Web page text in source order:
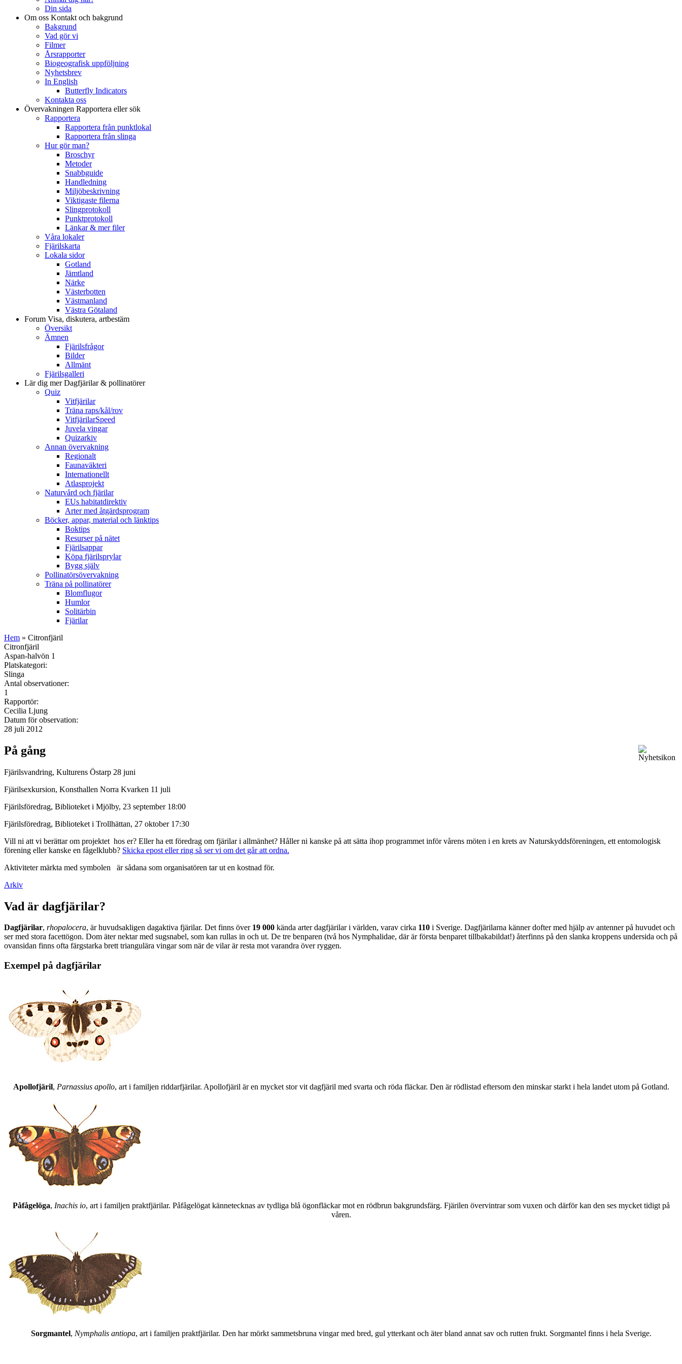
Din sida
Om oss Kontakt och bakgrund
Bakgrund
Vad gör vi
Filmer
Årsrapporter
Biogeografisk uppföljning
Nyhetsbrev
In English
Butterfly Indicators
Kontakta oss
Övervakningen Rapportera eller sök
Rapportera
Rapportera från punktlokal
Rapportera från slinga
Hur gör man?
Broschyr
Metoder
Snabbguide
Handledning
Miljöbeskrivning
Viktigaste filerna
Slingprotokoll
Punktprotokoll
Länkar & mer filer
Våra lokaler
Fjärilskarta
Lokala sidor
Gotland
Jämtland
Närke
Västerbotten
Västmanland
Västra Götaland
Forum Visa, diskutera, artbestäm
Översikt
Ämnen
Fjärilsfrågor
Bilder
Allmänt
Fjärilsgalleri
Lär dig merDagfjärilar & pollinatörer
Quiz
Vitfjärilar
Träna raps/kål/rov
VitfjärilarSpeed
Juvela vingar
Quizarkiv
Annan övervakning
Regionalt
Faunaväkteri
Internationellt
Atlasprojekt
Naturvård och fjärilar
EUs habitatdirektiv
Arter med åtgärdsprogram
Böcker, appar, material och länktips
Boktips
Resurser på nätet
Fjärilsappar
Köpa fjärilsprylar
Bygg själv
Pollinatörsövervakning
Träna på pollinatörer
Blomflugor
Humlor
Solitärbin
Fjärilar
Hem » Citronfjäril
Citronfjäril
Aspan-halvön 1
Platskategori:
Slinga
Antal observationer:
1
Rapportör:
Cecilia Ljung
Datum för observation:
28 juli 2012
På gång
Fjärilsvandring, Kulturens Östarp 28 juni
Fjärilsexkursion, Konsthallen Norra Kvarken 11 juli
Fjärilsföredrag, Biblioteket i Mjölby, 23 september 18:00
Fjärilsföredrag, Biblioteket i Trollhättan, 27 oktober 17:30
Vill ni att vi berättar om projektet hos er? Eller ha ett föredrag om fjärilar i allmänhet? Håller ni kanske på att sätta ihop programmet inför vårens möten i en krets av Naturskyddsföreningen, ett entomologisk
förening eller kanske en fågelklubb? Skicka epost eller ring så ser vi om det går att ordna.
Aktiviteter märkta med symbolen
är sådana som organisatören tar ut en kostnad för.
Arkiv
Vad är dagfjärilar?
Dagfjärilar, rhopalocera, är huvudsakligen dagaktiva fjärilar. Det finns över 19 000 kända arter dagfjärilar i världen, varav cirka 110 i Sverige. Dagfjärilarna känner dofter med hjälp av antenner på huvudet och
ser med stora facettögon. Dom äter nektar med sugsnabel, som kan rullas in och ut. De tre benparen (två hos Nymphalidae, där är första benparet tillbakabildat!) återfinns på den slanka kroppens undersida och på
ovansidan finns ofta färgstarka brett triangulära vingar som när de vilar är resta mot varandra över ryggen.
Exempel på dagfjärilar
Apollofjäril, Parnassius apollo, art i familjen riddarfjärilar. Apollofjäril är en mycket stor vit dagfjäril med svarta och röda fläckar. Den är rödlistad eftersom den minskar starkt i hela landet utom på Gotland.
Påfågelöga, Inachis io, art i familjen praktfjärilar. Påfågelögat kännetecknas av tydliga blå ögonfläckar mot en rödbrun bakgrundsfärg. Fjärilen övervintrar som vuxen och därför kan den ses mycket tidigt på
våren.
Sorgmantel, Nymphalis antiopa, art i familjen praktfjärilar. Den har mörkt sammetsbruna vingar med bred, gul ytterkant och äter bland annat sav och rutten frukt. Sorgmantel finns i hela Sverige.